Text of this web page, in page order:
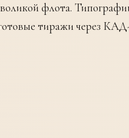
флота.
тиражи через